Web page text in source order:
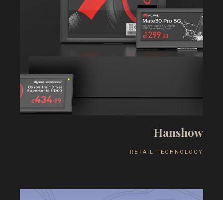
Hanshow
R ETA I L T E C H N O L O G Y